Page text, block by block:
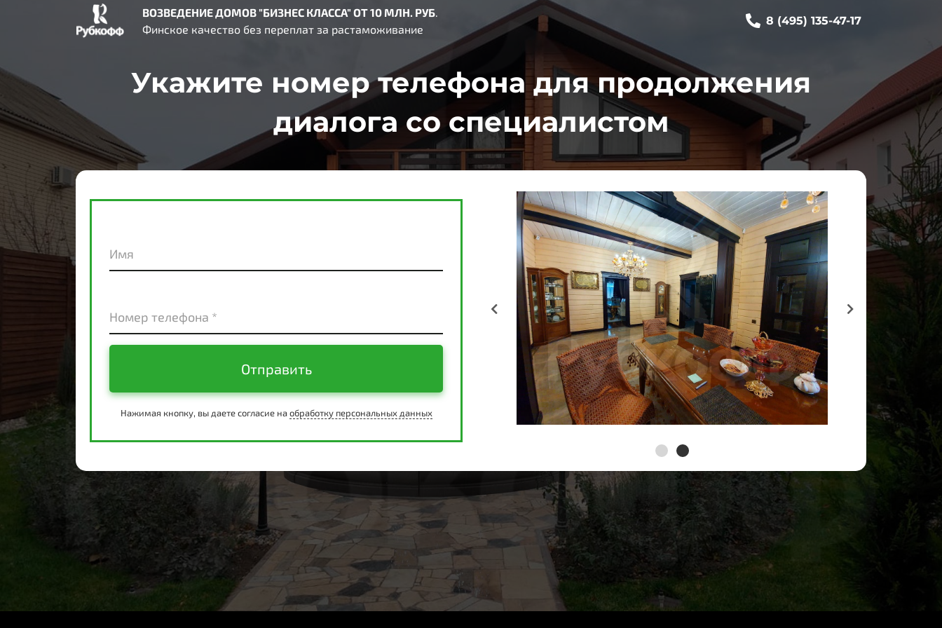
ВОЗВЕДЕНИЕДОМОВ"БИЗНЕС КЛАССА"ОТ 10 МЛН. РУБ.
Финское качество без переплат за растаможивание
8 (495) 135-47-17
Укажите номер телефона для продолжения
диалога со специалистом
Имя
Номер телефона *
Отправить
Нажимая кнопку, вы даете согласие наобработку персональных данных